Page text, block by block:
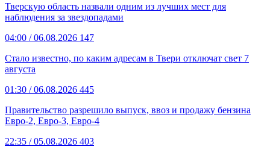
Тверскую область назвали одним из лучших мест для
наблюдения за звездопадами
04:00 / 06.08.2026 147
Стало известно, по каким адресам в Твери отключат свет 7
августа
01:30 / 06.08.2026 445
Правительство разрешило выпуск, ввоз и продажу бензина
Евро-2, Евро-3, Евро-4
22:35 / 05.08.2026 403